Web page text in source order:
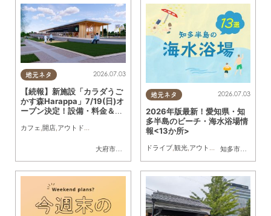
地元ネタ
大府市
,東浦町
2026.07.03
【続報】新施設「カラダうご
かす森Harappa」7/19(日)オ
ープン決定！設備・料金＆公
も登場
カフェ,開店,アウトドア 家族,友人,ペット トレンド KURUTOHP
地元ネタ
知多市
,常滑市
2026.07.03
2026年版最新！愛知県・知
多半島のビーチ・海水浴場情
報<13か所>
ドライブ,観光,アウトドア ,自然,まちネタ